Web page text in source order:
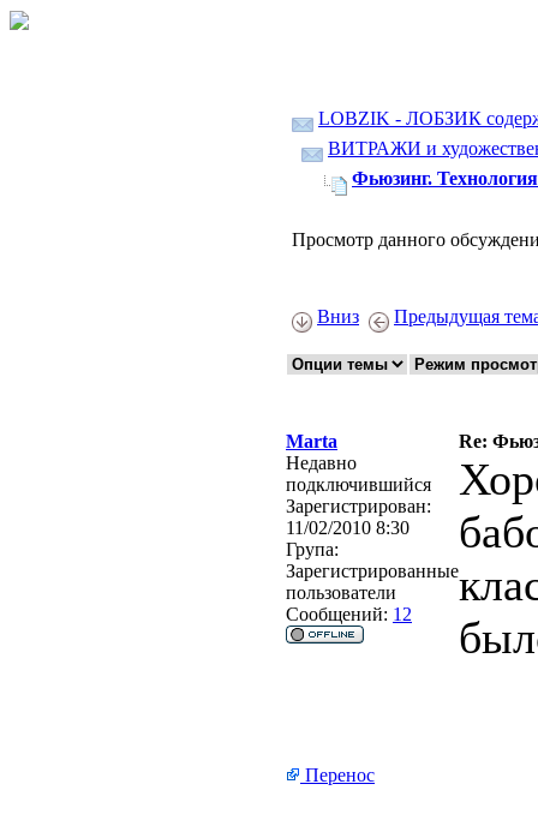
LOBZIK - ЛОБЗИК
ВИТРАЖИ и
Фьюзинг.
Просмотр данного
Вниз Предыдущая
Marta
Re:
Недавно
подключившийся
Зарегистрирован:
11/02/2010 8:30
Група:
Зарегистрированные
пользователи
Сообщений: 12
Перенос